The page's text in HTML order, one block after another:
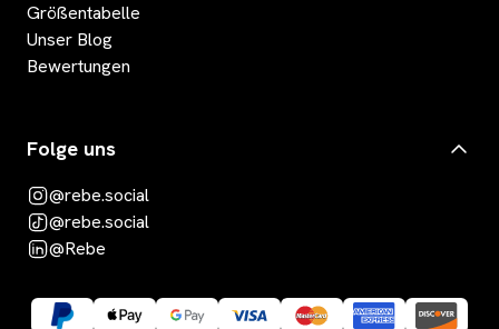
Größentabelle
Unser Blog
Bewertungen
Folge uns
@rebe.social
@rebe.social
@Rebe